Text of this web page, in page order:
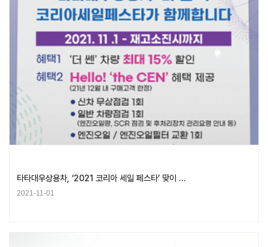
타타대우상용차, ‘2021 코리아 세일 페스타’ 맞이 …
2021-11-01